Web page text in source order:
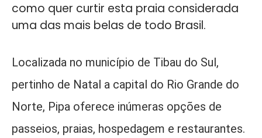
como quer curtir esta praia considerada
uma das mais belas de todo Brasil.
Localizada no município de Tibau do Sul,
pertinho de Natal a capital do Rio Grande do
Norte, Pipa oferece inúmeras opções de
passeios, praias, hospedagem e restaurantes.